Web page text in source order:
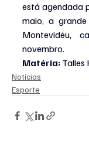
está agendada
maio, a
Montevidéu,
novembro.
Matéria: Talles
Notícias
Esporte